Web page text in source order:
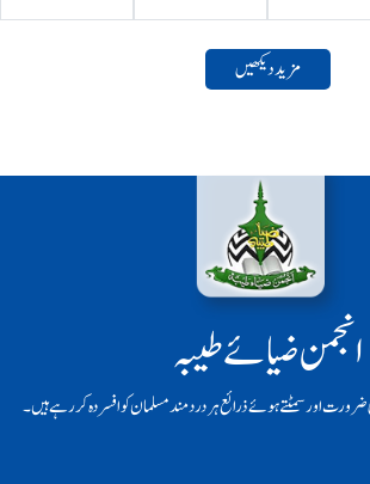
مزید دیکھیں
انجمن ضیائے طیبہ
ضرورت اور سمٹتے ہوئے ذرائع ہر دردمند مسلمان کو افسردہ کر رہے ہیں۔